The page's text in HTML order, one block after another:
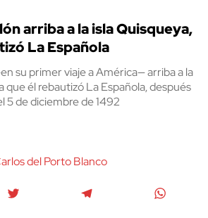
arriba a la isla Quisqueya,
La Española
su primer viaje a América— arriba a la
que él rebautizó La Española, después
5 de diciembre de 1492
del Porto Blanco